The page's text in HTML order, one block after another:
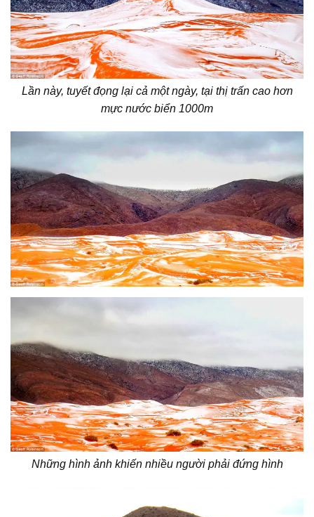
Lần này, tuyết đọng lại cả một ngày, tại thị trấn cao hơn
mực nước biển 1000m
Những hình ảnh khiến nhiều người phải đứng hình